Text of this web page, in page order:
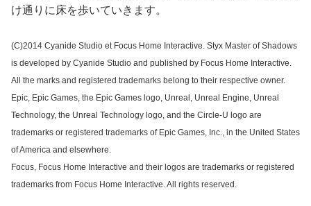
け通りに床を歩いていきます。
(C)2014 Cyanide Studio et Focus Home Interactive. Styx Master of Shadows
is developed by Cyanide Studio and published by Focus Home Interactive.
All the marks and registered trademarks belong to their respective owner.
Epic, Epic Games, the Epic Games logo, Unreal, Unreal Engine, Unreal
Technology, the Unreal Technology logo, and the Circle-U logo are
trademarks or registered trademarks of Epic Games, Inc., in the United States
of America and elsewhere.
Focus, Focus Home Interactive and their logos are trademarks or registered
trademarks from Focus Home Interactive. All rights reserved.